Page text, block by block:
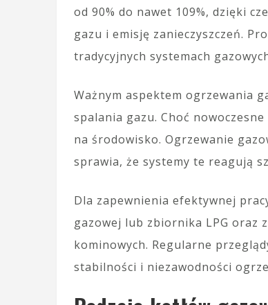
od 90% do nawet 109%, dzięki
gazu i emisję zanieczyszczeń.
tradycyjnych systemach
Ważnym aspektem ogrzewania
spalania gazu. Choć
na środowisko. Ogrzewanie
sprawia, że systemy te reagują
Dla zapewnienia efektywnej
gazowej lub zbiornika LPG oraz
kominowych. Regularne
stabilności i niezawodności